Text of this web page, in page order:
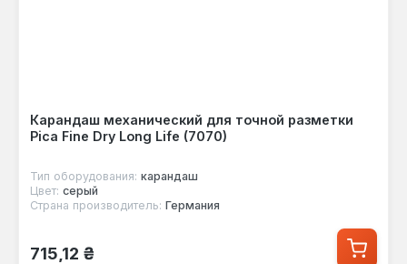
Карандаш механический для точной разметки
Pica Fine Dry Long Life (7070)
Тип оборудования: карандаш
Цвет: серый
Страна производитель: Германия
Обычная цена:
715,12 ₴